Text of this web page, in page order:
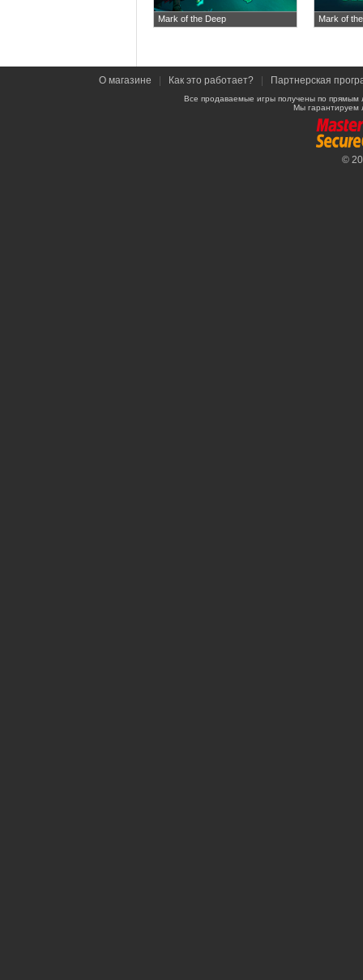
Mark of the Deep Mark of
О магазине Как это работает? Партнерская
Все продаваемые игры получены по
Мы гарантируем
©